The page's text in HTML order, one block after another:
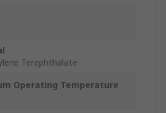
Terephthalate
Operating Temperature